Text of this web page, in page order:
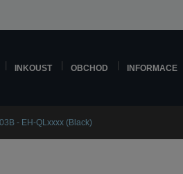
INKOUST OBCHOD INFORMACE
- EH-QLxxxx (Black)